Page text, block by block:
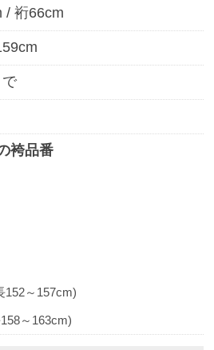
/ 裄66cm
cm
袴品番
152～157cm)
～163cm)